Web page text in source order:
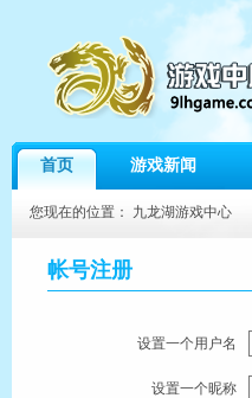
首页 游戏新闻
您现在的位置： 九龙湖游戏中心
帐号注册
设置一个用户名
设置一个昵称